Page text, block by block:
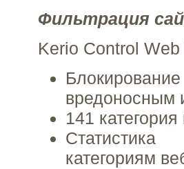
Фильтрация
Kerio Control
вредоносным
141
категориям